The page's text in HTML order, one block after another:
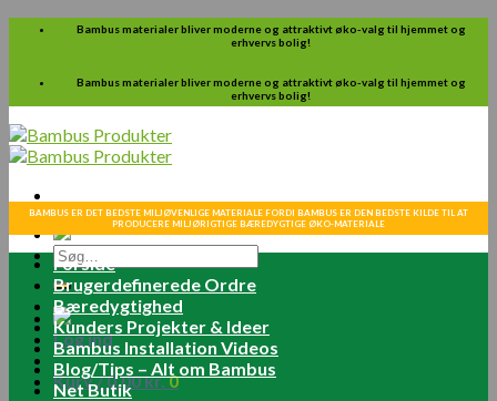
Skip
Bambus materialer bliver moderne og attraktivt øko-valg til hjemmet og
erhvervs bolig!
Bambus materialer bliver moderne og attraktivt øko-valg til hjemmet og
erhvervs bolig!
Søg
efter:
Log ind
Kurv /0.00kr.0
BAMBUS ER DET BEDSTE MILJØVENLIGE MATERIALE FORDI BAMBUS ER DEN BEDSTE KILDE TIL AT
PRODUCERE MILJØRIGTIGE BÆREDYGTIGE ØKO-MATERIALE
Forside
Brugerdefinerede Ordre
Bæredygtighed
Kunders Projekter & Ideer
Bambus Installation Videos
Blog/Tips – Alt om Bambus
Net Butik